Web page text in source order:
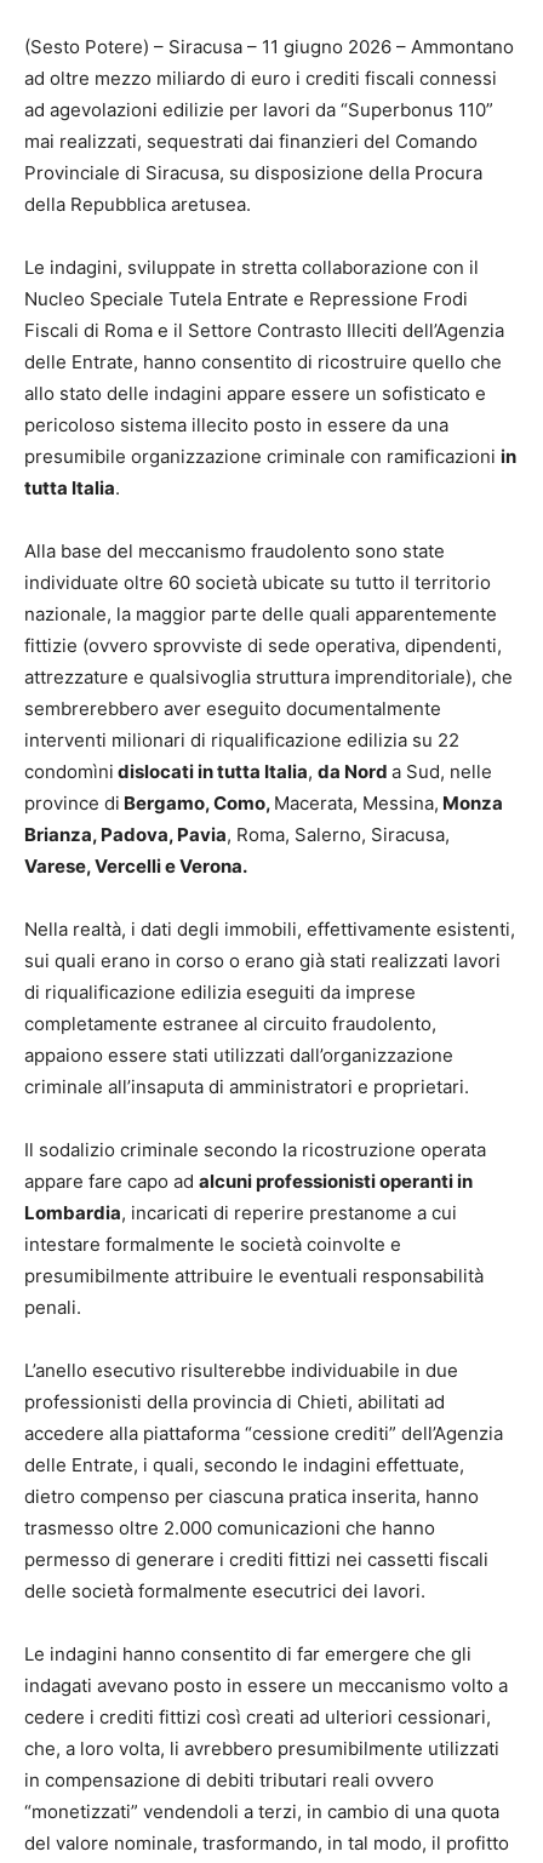
(Sesto Potere) – Siracusa – 11 giugno 2026 – Ammontano
ad oltre mezzo miliardo di euro i crediti fiscali connessi
ad agevolazioni edilizie per lavori da “Superbonus 110”
mai realizzati, sequestrati dai finanzieri del Comando
Provinciale di Siracusa, su disposizione della Procura
della Repubblica aretusea.
Le indagini, sviluppate in stretta collaborazione con il
Nucleo Speciale Tutela Entrate e Repressione Frodi
Fiscali di Roma e il Settore Contrasto Illeciti dell’Agenzia
delle Entrate, hanno consentito di ricostruire quello che
allo stato delle indagini appare essere un sofisticato e
pericoloso sistema illecito posto in essere da una
presumibile organizzazione criminale con ramificazioni in
tutta Italia.
Alla base del meccanismo fraudolento sono state
individuate oltre 60 società ubicate su tutto il territorio
nazionale, la maggior parte delle quali apparentemente
fittizie (ovvero sprovviste di sede operativa, dipendenti,
attrezzature e qualsivoglia struttura imprenditoriale), che
sembrerebbero aver eseguito documentalmente
interventi milionari di riqualificazione edilizia su 22
condomìni dislocati in tutta Italia, da Nord a Sud, nelle
province di Bergamo, Como, Macerata, Messina, Monza
Brianza, Padova, Pavia, Roma, Salerno, Siracusa,
Varese, Vercelli e Verona.
Nella realtà, i dati degli immobili, effettivamente esistenti,
sui quali erano in corso o erano già stati realizzati lavori
di riqualificazione edilizia eseguiti da imprese
completamente estranee al circuito fraudolento,
appaiono essere stati utilizzati dall’organizzazione
criminale all’insaputa di amministratori e proprietari.
Il sodalizio criminale secondo la ricostruzione operata
appare fare capo ad alcuni professionisti operanti in
Lombardia, incaricati di reperire prestanome a cui
intestare formalmente le società coinvolte e
presumibilmente attribuire le eventuali responsabilità
penali.
L’anello esecutivo risulterebbe individuabile in due
professionisti della provincia di Chieti, abilitati ad
accedere alla piattaforma “cessione crediti” dell’Agenzia
delle Entrate, i quali, secondo le indagini effettuate,
dietro compenso per ciascuna pratica inserita, hanno
trasmesso oltre 2.000 comunicazioni che hanno
permesso di generare i crediti fittizi nei cassetti fiscali
delle società formalmente esecutrici dei lavori.
Le indagini hanno consentito di far emergere che gli
indagati avevano posto in essere un meccanismo volto a
cedere i crediti fittizi così creati ad ulteriori cessionari,
che, a loro volta, li avrebbero presumibilmente utilizzati
in compensazione di debiti tributari reali ovvero
“monetizzati” vendendoli a terzi, in cambio di una quota
del valore nominale, trasformando, in tal modo, il profitto